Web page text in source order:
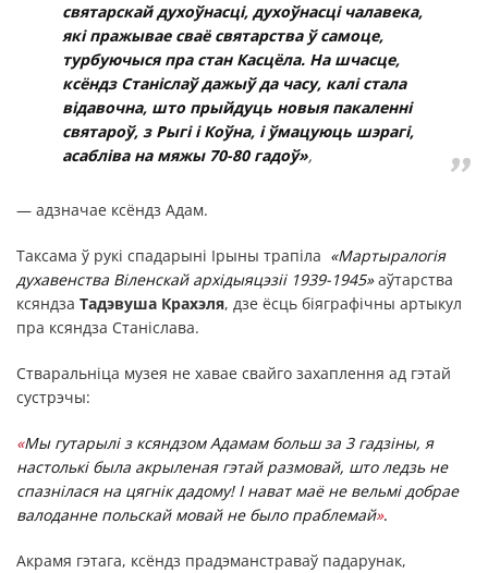
святарскай духоўнасці, духоўнасці чалавека,
які пражывае сваё святарства ў самоце,
турбуючыся пра стан Касцёла. На шчасце,
ксёндз Станіслаў дажыў да часу, калі стала
відавочна, што прыйдуць новыя пакаленні
святароў, з Рыгі і Коўна, і ўмацуюць шэрагі,
асабліва на мяжы 70-80 гадоў»,
— адзначае ксёндз Адам.
Таксама ў рукі спадарыні Ірыны трапіла «Мартыралогія
духавенства Віленскай архідыяцэзіі 1939-1945»аўтарства
ксяндза Тадэвуша Крахэля, дзе ёсць біяграфічны артыкул
пра ксяндза Станіслава.
Стваральніца музея не хавае свайго захаплення ад гэтай
сустрэчы:
«Мы гутарылі з ксяндзом Адамам больш за 3 гадзіны, я
настолькі была акрыленая гэтай размовай, што ледзь не
спазнілася на цягнік дадому! І нават маё не вельмі добрае
валоданне польскай мовай не было праблемай».
Акрамя гэтага, ксёндз прадэманстраваў падарунак,